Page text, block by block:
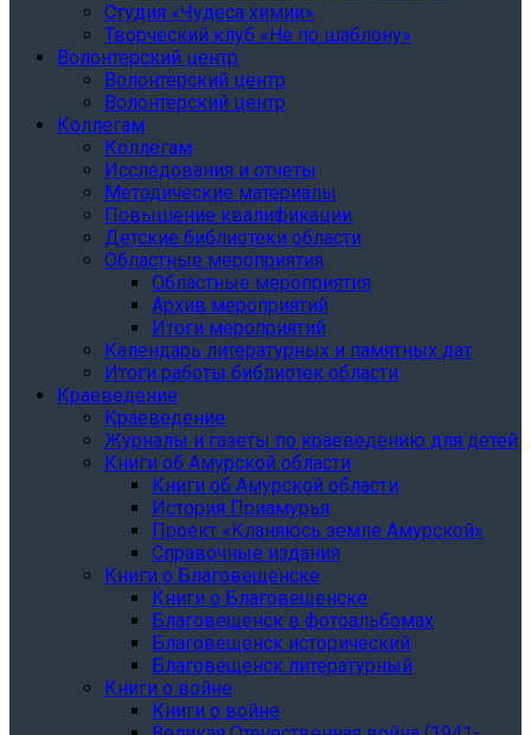
Студия «Чудеса химии»
Творческий клуб «Не по шаблону»
Волонтерский центр
Волонтерский центр
Волонтерский центр
Коллегам
Коллегам
Исследования и отчеты
Методические материалы
Повышение квалификации
Детские библиотеки области
Областные мероприятия
Областные мероприятия
Архив мероприятий
Итоги мероприятий
Календарь литературных и памятных дат
Итоги работы библиотек области
Краеведение
Краеведение
Журналы и газеты по краеведению для детей
Книги об Амурской области
Книги об Амурской области
История Приамурья
Проект «Кланяюсь земле Амурской»
Справочные издания
Книги о Благовещенске
Книги о Благовещенске
Благовещенск в фотоальбомах
Благовещенск исторический
Благовещенск литературный
Книги о войне
Книги о войне